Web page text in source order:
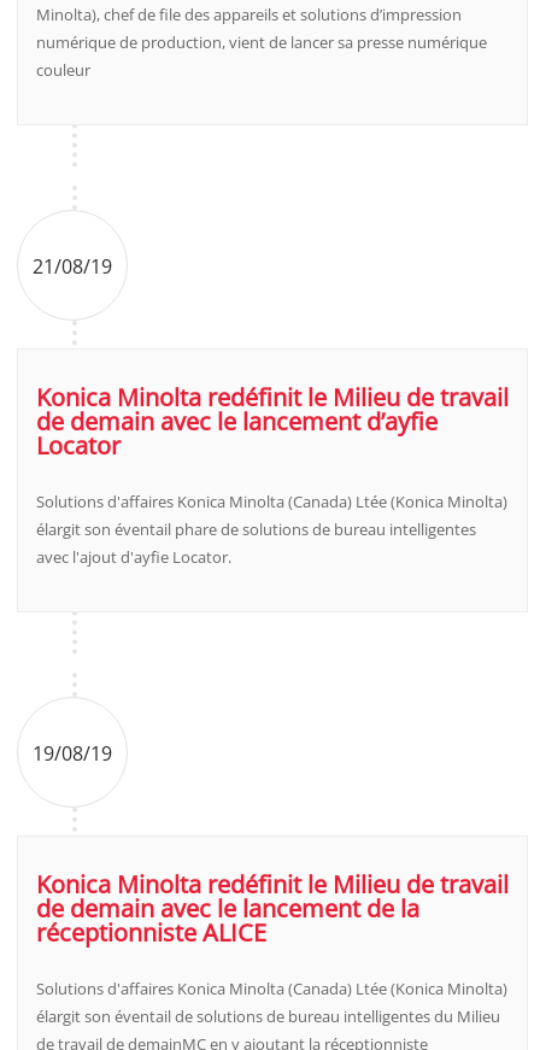
Minolta), chef de file des appareils et solutions d’impression
numérique de production, vient de lancer sa presse numérique
couleur
21/08/19
Konica Minolta redéfinit le Milieu de travail
de demain avec le lancement d’ayfie
Locator
Solutions d'affaires Konica Minolta (Canada) Ltée (Konica Minolta)
élargit son éventail phare de solutions de bureau intelligentes
avec l'ajout d'ayfie Locator.
19/08/19
Konica Minolta redéfinit le Milieu de travail
de demain avec le lancement de la
réceptionniste ALICE
Solutions d'affaires Konica Minolta (Canada) Ltée (Konica Minolta)
élargit son éventail de solutions de bureau intelligentes du Milieu
de travail de demainMC en y ajoutant la réceptionniste